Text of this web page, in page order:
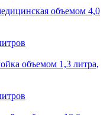
объемом 4,0
объемом 1,3 литра,